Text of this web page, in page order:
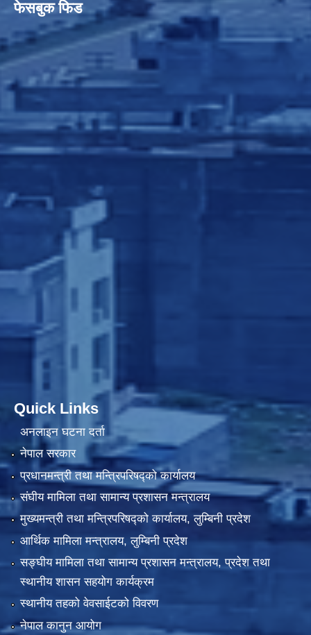
फेसबुक फिड
Quick Links
अनलाइन घटना दर्ता
नेपाल सरकार
प्रधानमन्त्री तथा मन्त्रिपरिषद्को कार्यालय
संघीय मामिला तथा सामान्य प्रशासन मन्त्रालय
मुख्यमन्त्री तथा मन्त्रिपरिषद्को कार्यालय, लुम्बिनी प्रदेश
आर्थिक मामिला मन्त्रालय, लुम्बिनी प्रदेश
सङ्घीय मामिला तथा सामान्य प्रशासन मन्त्रालय, प्रदेश तथा
स्थानीय शासन सहयोग कार्यक्रम
स्थानीय तहको वेवसाईटको विवरण
नेपाल कानुन आयोग